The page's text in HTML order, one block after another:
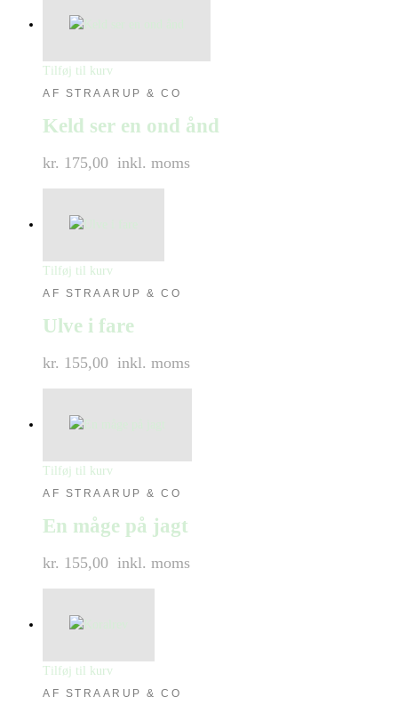
Tilføj til kurv
AF STRAARUP & CO
Keld ser en ond ånd
kr. 175,00 inkl. moms
Tilføj til kurv
AF STRAARUP & CO
Ulve i fare
kr. 155,00 inkl. moms
Tilføj til kurv
AF STRAARUP & CO
En måge på jagt
kr. 155,00 inkl. moms
Tilføj til kurv
AF STRAARUP & CO